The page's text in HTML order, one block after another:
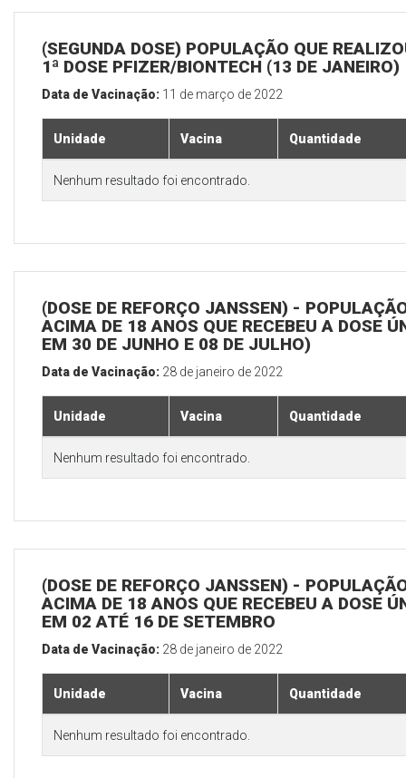
(SEGUNDA DOSE) POPULAÇÃO QUE
1ª DOSE PFIZER/BIONTECH (13 DE JANEIRO)
Data de Vacinação: 11 de março de 2022
Unidade Vacina Quantidade
Nenhum resultado foi encontrado.
(DOSE DE REFORÇO JANSSEN) -
ACIMA DE 18 ANOS QUE RECEBEU A DOSE
EM 30 DE JUNHO E 08 DE JULHO)
Data de Vacinação: 28 de janeiro de 2022
Unidade Vacina Quantidade
Nenhum resultado foi encontrado.
(DOSE DE REFORÇO JANSSEN) -
ACIMA DE 18 ANOS QUE RECEBEU A DOSE
EM 02 ATÉ 16 DE SETEMBRO
Data de Vacinação: 28 de janeiro de 2022
Unidade Vacina Quantidade
Nenhum resultado foi encontrado.